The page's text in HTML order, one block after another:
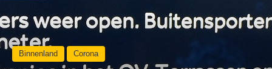
Binnenland Corona